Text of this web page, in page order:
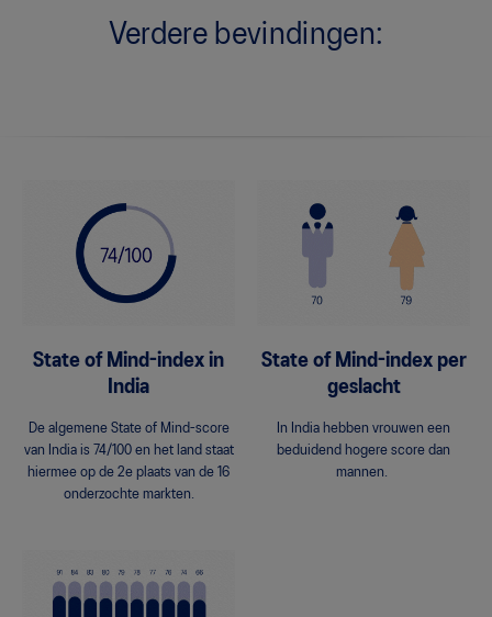
Verdere bevindingen:
State of Mind-index in
India
De algemene State of Mind-score
van India is 74/100 en het land staat
hiermee op de 2e plaats van de 16
onderzochte markten.
State of Mind-index per
geslacht
In India hebben vrouwen een
beduidend hogere score dan
mannen.